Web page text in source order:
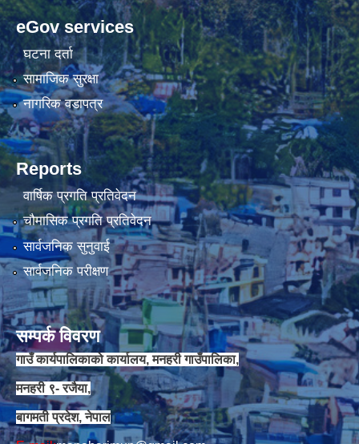
eGov services
घटना दर्ता
सामाजिक सुरक्षा
नागरिक वडापत्र
Reports
वार्षिक प्रगति प्रतिवेदन
चौमासिक प्रगति प्रतिवेदन
सार्वजनिक सुनुवाई
सार्वजनिक परीक्षण
सम्पर्क विवरण
गाउँ कार्यपालिकाको कार्यालय, मनहरी गाउँपालिका,
मनहरी ९- रजैया,
बागमती प्रदेश, नेपाल